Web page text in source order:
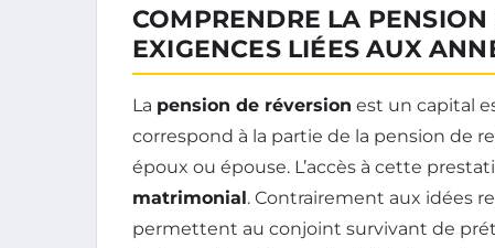
COMPRENDRE LA
EXIGENCES LIÉES AUX
La pension de réversion est un capital
correspond à la partie de la pension de
époux ou épouse. L’accès à cette
matrimonial. Contrairement aux idées
permettent au conjoint survivant de